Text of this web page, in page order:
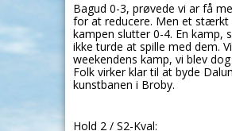
Bagud 0-3, prøvede vi ar få
for at reducere. Men et stærkt
kampen slutter 0-4. En kamp,
ikke turde at spille med dem.
weekendens kamp, vi blev
Folk virker klar til at byde
kunstbanen i Broby.
Hold 2 / S2-Kval: